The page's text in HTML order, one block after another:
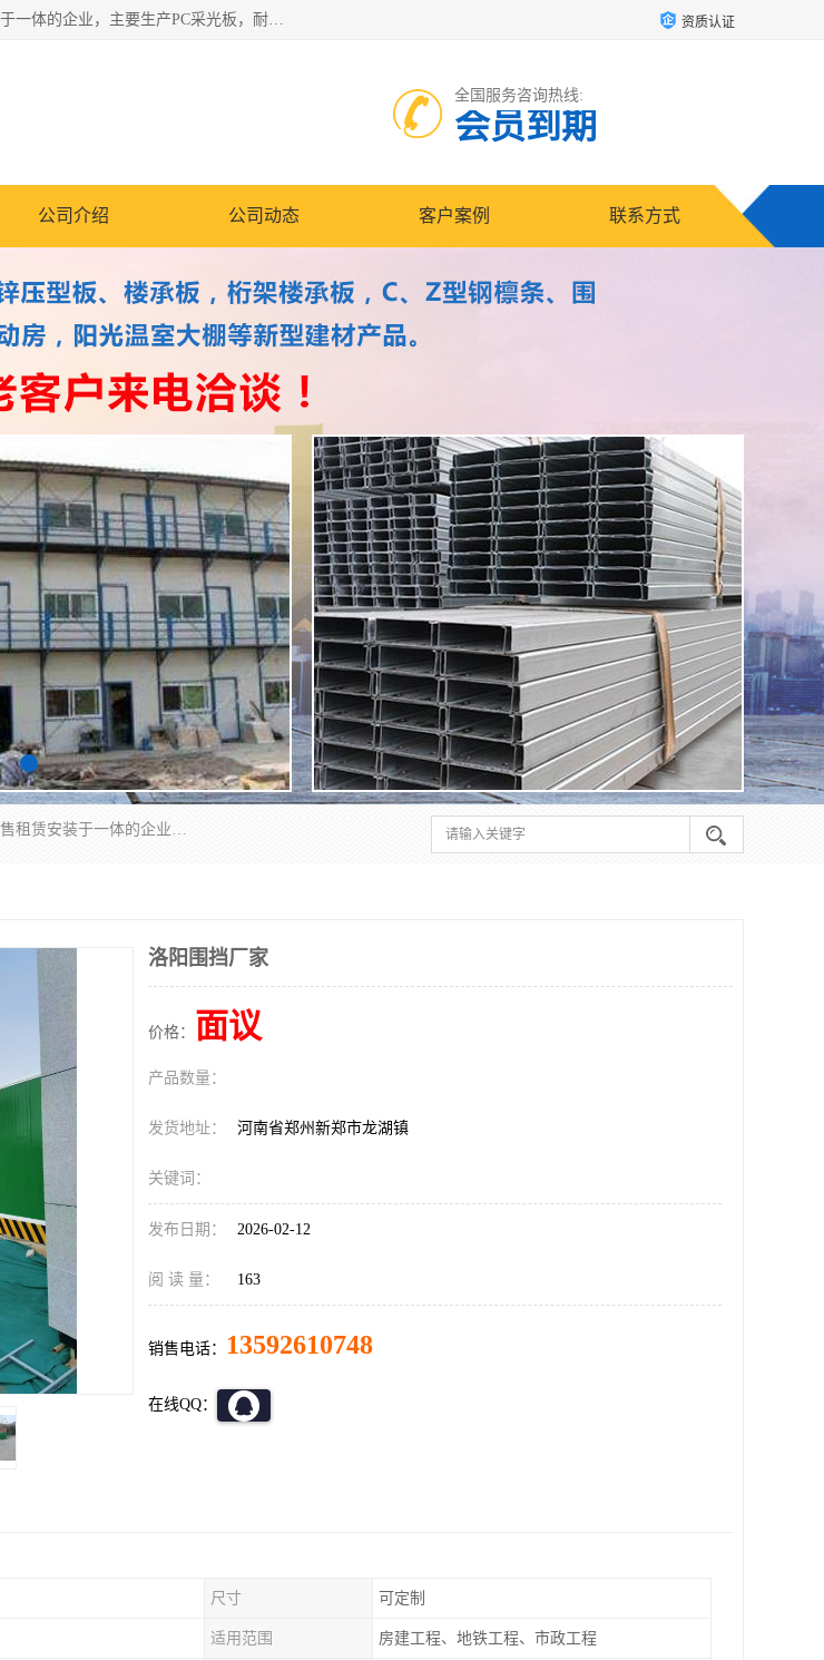
郑州鑫纵建材有限公司供应阳光板，彩钢板，彩钢钢构工程是一家集生产销售租赁安装于一体的企业，主要生产PC采光板，耐力板，仿古琉璃采光板，岩棉板、彩钢压型板、镀锌压型板、桁架楼承板，C、Z型钢檩条、围挡板、轻钢结构，阳光温室大棚等新型建材产品。公司旗下有多台移动式高空压瓦机租赁，承接全国各地业务，专业对外租赁各种型号压瓦机。 资质认证
全国服务咨询热线:
会员到期
公司介绍 公司动态 客户案例 联系方式
郑州鑫纵建材有限公司供应阳光板，彩钢板，彩钢钢构工程是一家集生产销售租赁安装于一体的企业，主要生产PC采光板，耐力板，仿古琉璃采光板，岩棉板、彩钢压型板、镀锌压型板、桁架楼承板，C、Z型钢檩条、围挡板、轻钢结构，阳光温室大棚等新型建材产品。公司旗下有多台移动式高空压瓦机租赁，承接全国各地业务，专业对外租赁各种型号压瓦机。
洛阳围挡厂家
价格： 面议
产品数量：
发货地址： 河南省郑州新郑市龙湖镇
关键词：
发布日期： 2026-02-12
阅 读 量： 163
销售电话： 13592610748
在线QQ：
尺寸 可定制
适用范围 房建工程、地铁工程、市政工程